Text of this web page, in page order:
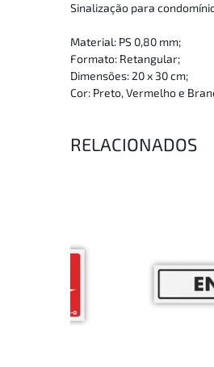
Sinalização para
Material: PS 0,80 mm;
Formato: Retangular;
Dimensões: 20 x 30 cm;
Cor: Preto, Vermelho e
RELACIONADOS